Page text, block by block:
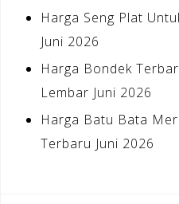
Harga Seng Plat
Juni 2026
Harga Bondek
Lembar Juni 2026
Harga Batu Bata
Terbaru Juni 2026